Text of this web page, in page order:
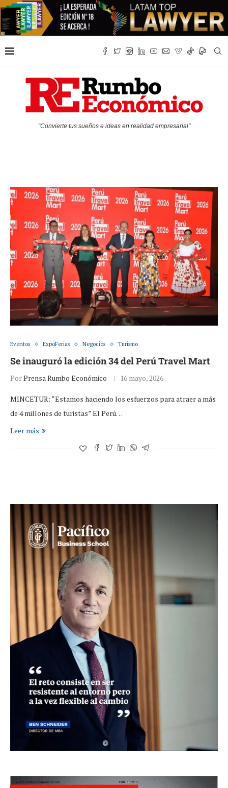
"Convierte tus sueños e ideas en realidad empresarial"
Eventos ExpoFerias Negocios Turismo
Se inauguró la edición 34 del Perú Travel Mart
PorPrensa Rumbo Económico 16 mayo, 2026
MINCETUR: “Estamos haciendo los esfuerzos para atraer a más
de 4 millones de turistas” El Perú…
Leer más